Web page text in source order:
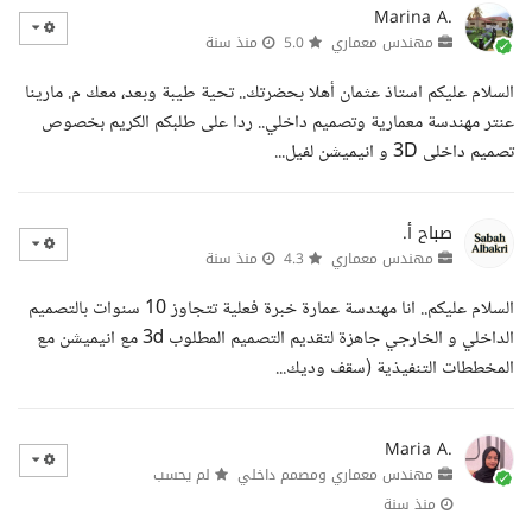
Marina A.
مهندس معماري منذ سنة
السلام عليكم استاذ عثمان أهلا بحضرتك.. تحية طيبة وبعد، معك م. مارينا
عنتر مهندسة معمارية وتصميم داخلي.. ردا على طلبكم الكريم بخصوص
تصميم داخلى 3D و انيميشن لفيل...
صباح أ.
مهندس معماري منذ سنة
السلام عليكم.. انا مهندسة عمارة خبرة فعلية تتجاوز 10 سنوات بالتصميم
الداخلي و الخارجي جاهزة لتقديم التصميم المطلوب 3d مع انيميشن مع
المخططات التنفيذية (سقف وديك...
Maria A.
مهندس معماري ومصمم داخلي
لم يحسب
منذ سنة